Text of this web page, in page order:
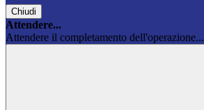
Chiudi
Attendere...
Attendere il completamento dell'operazione...